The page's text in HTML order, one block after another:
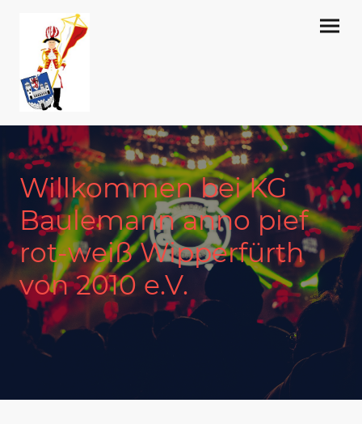
Willkommen bei KG
Baulemann anno pief
rot-weiß Wipperfürth
von 2010 e.V.